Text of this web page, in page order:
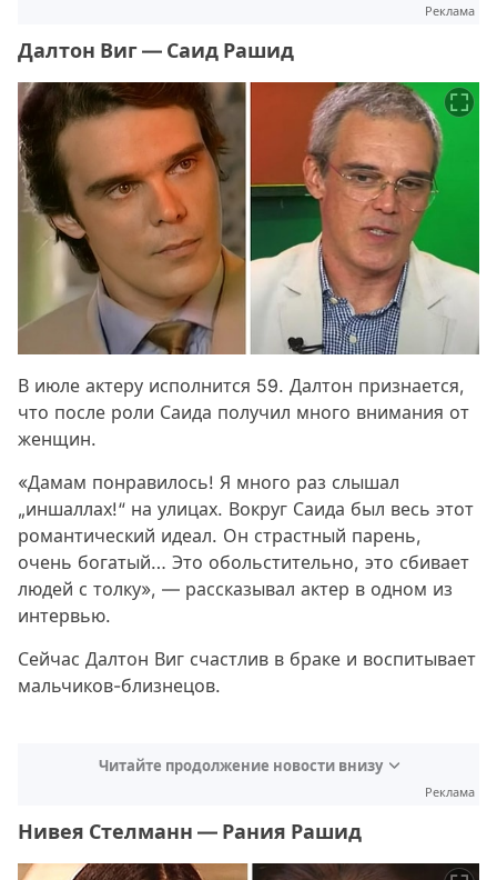
Реклама
Далтон Виг — Саид Рашид
В июле актеру исполнится 59. Далтон признается,
что после роли Саида получил много внимания от
женщин.
«Дамам понравилось! Я много раз слышал
„иншаллах!“ на улицах. Вокруг Саида был весь этот
романтический идеал. Он страстный парень,
очень богатый… Это обольстительно, это сбивает
людей с толку», — рассказывал актер в одном из
интервью.
Сейчас Далтон Виг счастлив в браке и воспитывает
мальчиков-близнецов.
Читайте продолжение новости внизу
Реклама
Нивея Стелманн — Рания Рашид